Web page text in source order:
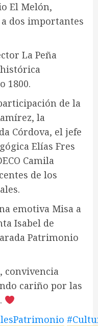
El Melón,
dos importantes
La Peña
histórica
1800.
de la
la
Córdova, el jefe
Elías Fres
Camila
de los
emotiva Misa a
Isabel de
Patrimonio
convivencia
cariño por las